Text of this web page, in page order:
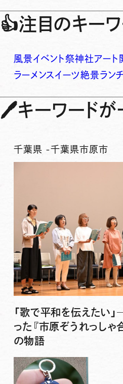
👍注目のキーワ
風景イベント祭神社アート
ラーメンスイーツ絶景ラン
🖊キーワード
千葉県 -千葉県市原市
「歌で平和を伝えたい
った『市原ぞうれっしゃ
の物語